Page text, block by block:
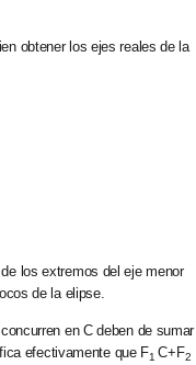
obtener los ejes reales de la
los extremos del eje menor
de la elipse.
en C deben de sumar
efectivamente que F1C+F2